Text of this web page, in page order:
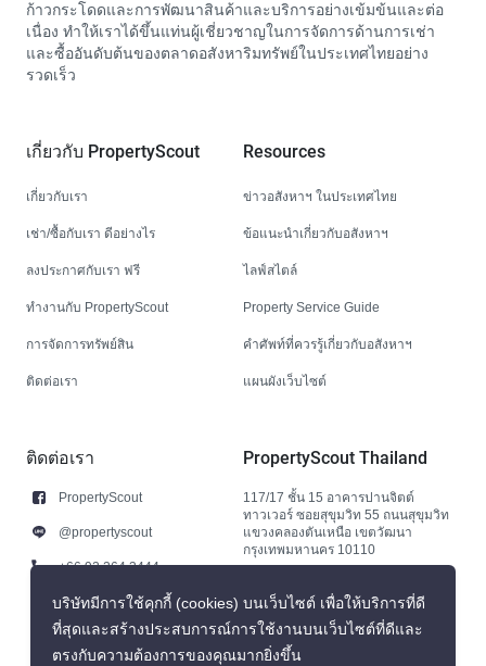
ก้าวกระโดดและการพัฒนาสินค้าและบริการอย่างเข้มข้นและต่อ
เนื่อง ทำให้เราได้ขึ้นแท่นผู้เชี่ยวชาญในการจัดการด้านการเช่า
และซื้ออันดับต้นของตลาดอสังหาริมทรัพย์ในประเทศไทยอย่าง
รวดเร็ว
เกี่ยวกับ PropertyScout
เกี่ยวกับเรา
เช่า/ซื้อกับเรา ดีอย่างไร
ลงประกาศกับเรา ฟรี
ทำงานกับ PropertyScout
การจัดการทรัพย์สิน
ติดต่อเรา
Resources
ข่าวอสังหาฯ ในประเทศไทย
ข้อแนะนำเกี่ยวกับอสังหาฯ
ไลฟ์สไตล์
Property Service Guide
คำศัพท์ที่ควรรู้เกี่ยวกับอสังหาฯ
แผนผังเว็บไซต์
ติดต่อเรา
PropertyScout
@propertyscout
+66 92 264 3444
+66 92 264 3444
contact@propertyscout.co.th
PropertyScout Thailand
117/17 ชั้น 15 อาคารปานจิตต์
ทาวเวอร์ ซอยสุขุมวิท 55 ถนนสุขุมวิท
แขวงคลองตันเหนือ เขตวัฒนา
กรุงเทพมหานคร 10110
บริษัทมีการใช้คุกกี้ (cookies) บนเว็บไซต์ เพื่อให้บริการที่ดี
ที่สุดและสร้างประสบการณ์การใช้งานบนเว็บไซต์ที่ดีและ
ตรงกับความต้องการของคุณมากยิ่งขึ้น